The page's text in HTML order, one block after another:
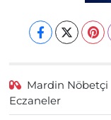
Mardin Nöbetçi
Eczaneler